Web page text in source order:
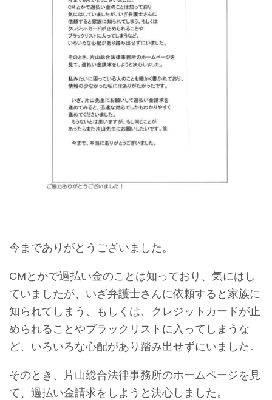
今までありがとうございました。
CMとかで過払い金のことは知っており、 気にはし
ていましたが、いざ弁護士さんに依頼すると家族に
知られてしまう、もしくは、 クレジットカードが止
められることやブラックリストに入ってしまうな
ど、 いろいろな心配があり踏み出せずにいました。
そのとき、片山総合法律事務所のホームページを 見
て、過払い金請求をしようと決心しました。